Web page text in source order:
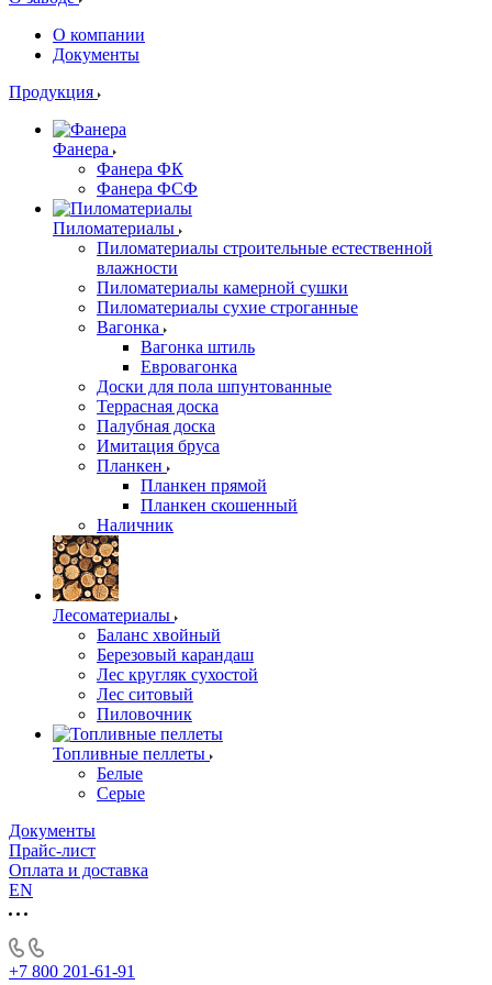
О компании
Документы
Продукция
Фанера
Фанера ФК
Фанера ФСФ
Пиломатериалы
Пиломатериалы строительные естественной
влажности
Пиломатериалы камерной сушки
Пиломатериалы сухие строганные
Вагонка
Вагонка штиль
Евровагонка
Доски для пола шпунтованные
Террасная доска
Палубная доска
Имитация бруса
Планкен
Планкен прямой
Планкен скошенный
Наличник
Лесоматериалы
Баланс хвойный
Березовый карандаш
Лес кругляк сухостой
Лес ситовый
Пиловочник
Топливные пеллеты
Белые
Серые
Документы
Прайс-лист
Оплата и доставка
EN
+7 800 201-61-91